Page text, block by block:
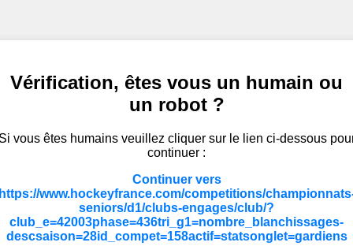
Vérification, êtes vous un humain ou
un robot ?
vous êtes humains veuillez cliquer sur le lien ci-dessous
continuer :
Continuer vers
www.hockeyfrance.com/competitions/
seniors/d1/clubs-engages/club/?
club_e=42003phase=436tri_g1=nombre_blanchissages-
descsaison=28id_compet=158actif=statsonglet=gardiens